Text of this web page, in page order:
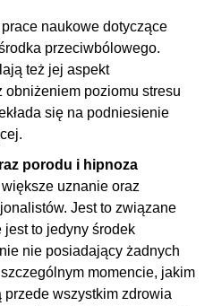
naukowe dotyczące
przeciwbólowego.
też jej aspekt
poziomu stresu
się na podniesienie
porodu i hipnoza
uznanie oraz
Jest to związane
jest to jedyny środek
nie posiadający żadnych
momencie, jakim
wszystkim zdrowia